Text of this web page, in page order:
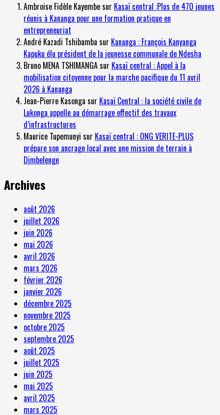
Ambroise Fidèle Kayembesur Kasaï central :Plus de 470 jeunes
réunis à Kananga pour une formation pratique en
entrepreneuriat
André Kazadi Tshibamba sur Kananga : François Kanyanga
Kapuku élu président de la jeunesse communale de Ndesha
Bruno MENA TSHIMANGAsur Kasaï central : Appel à la
mobilisation citoyenne pour la marche pacifique du 11 avril
2026 à Kananga
Jean-Pierre Kasonga sur Kasaï Central : la société civile de
Lukonga appelle au démarrage effectif des travaux
d’infrastructures
Maurice Tupemunyi sur Kasaï central : ONG VERITE-PLUS
prépare son ancrage local avec une mission de terrain à
Dimbelenge
Archives
août 2026
juillet 2026
juin 2026
mai 2026
avril 2026
mars 2026
février 2026
janvier 2026
décembre 2025
novembre 2025
octobre 2025
septembre 2025
août 2025
juillet 2025
juin 2025
mai 2025
avril 2025
mars 2025